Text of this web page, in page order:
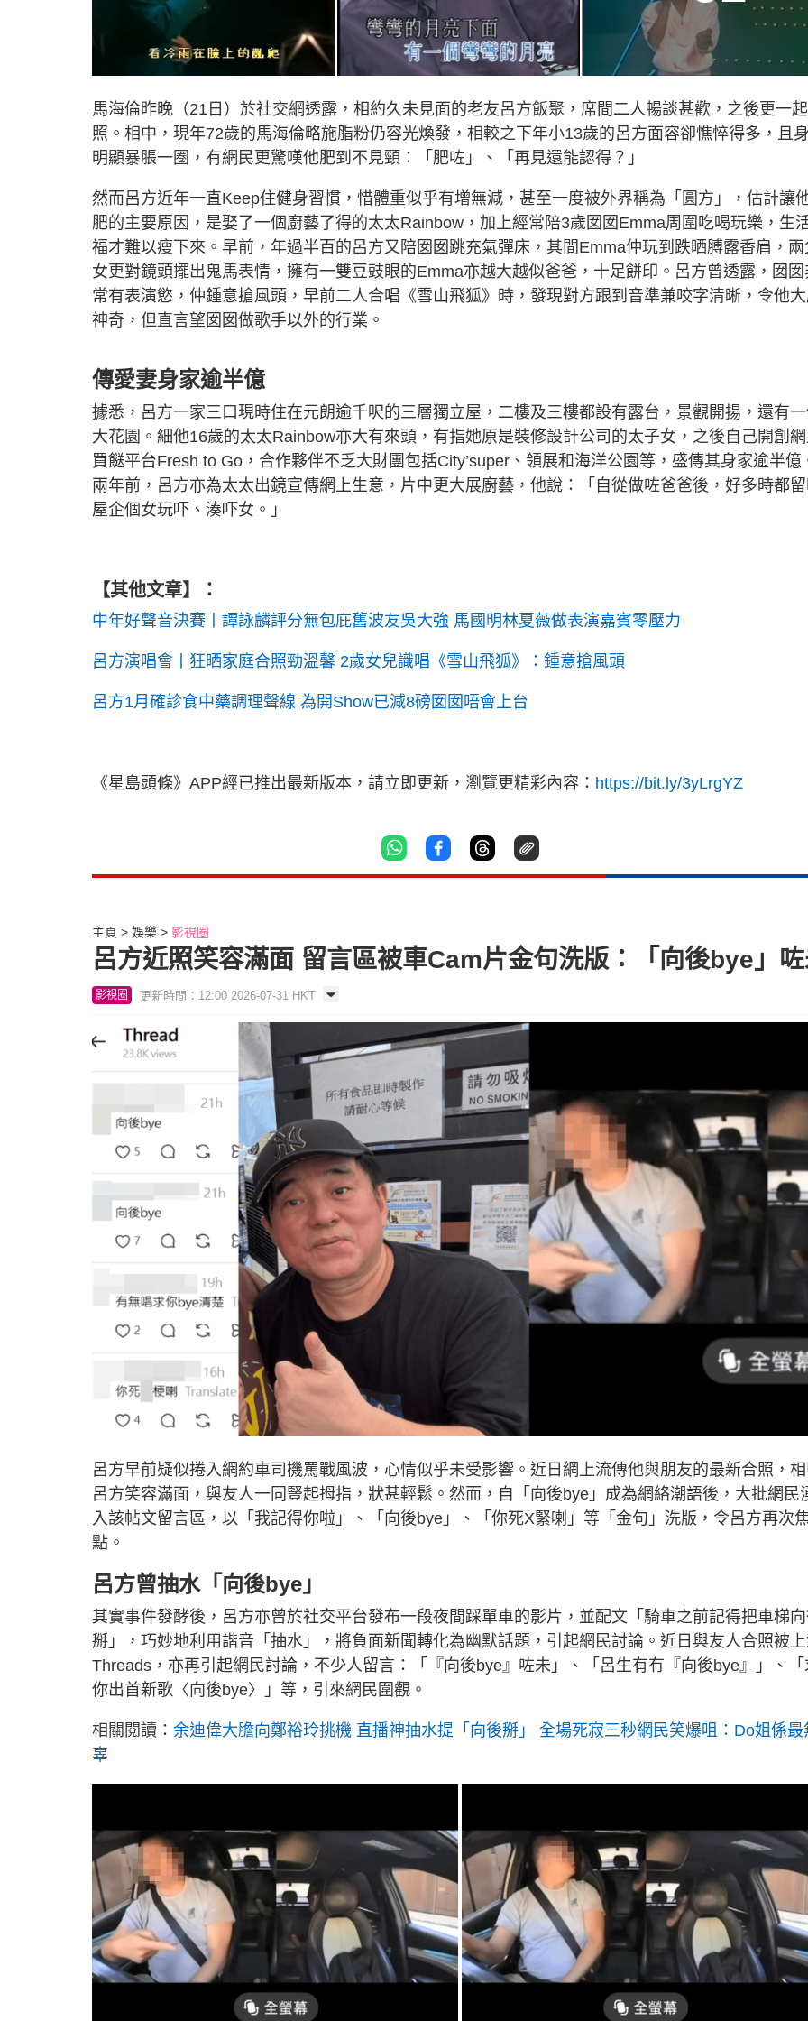
馬海倫昨晚（21日）於社交網透露，相約久未見面的老友呂方飯聚，席間二人暢談甚歡，之後更一
照。相中，現年72歲的馬海倫略施脂粉仍容光煥發，相較之下年小13歲的呂方面容卻憔悴得多，且
明顯暴脹一圈，有網民更驚嘆他肥到不見頸：「肥咗」、「再見還能認得？」
然而呂方近年一直Keep住健身習慣，惜體重似乎有增無減，甚至一度被外界稱為「圓方」，估計讓
肥的主要原因，是娶了一個廚藝了得的太太Rainbow，加上經常陪3歲囡囡Emma周圍吃喝玩樂，生
福才難以瘦下來。早前，年過半百的呂方又陪囡囡跳充氣彈床，其間Emma仲玩到跌晒膊露香肩，兩
女更對鏡頭擺出鬼馬表情，擁有一雙豆豉眼的Emma亦越大越似爸爸，十足餅印。呂方曾透露，囡囡
常有表演慾，仲鍾意搶風頭，早前二人合唱《雪山飛狐》時，發現對方跟到音準兼咬字清晰，令他
神奇，但直言望囡囡做歌手以外的行業。
傳愛妻身家逾半億
據悉，呂方一家三口現時住在元朗逾千呎的三層獨立屋，二樓及三樓都設有露台，景觀開揚，還有一
大花園。細他16歲的太太Rainbow亦大有來頭，有指她原是裝修設計公司的太子女，之後自己開創網
買餸平台Fresh to Go，合作夥伴不乏大財團包括City’super、領展和海洋公園等，盛傳其身家逾半億
兩年前，呂方亦為太太出鏡宣傳網上生意，片中更大展廚藝，他說：「自從做咗爸爸後，好多時都
屋企個女玩吓、湊吓女。」
【其他文章】：
中年好聲音決賽丨譚詠麟評分無包庇舊波友吳大強 馬國明林夏薇做表演嘉賓零壓力
呂方演唱會丨狂晒家庭合照勁溫馨 2歲女兒識唱《雪山飛狐》：鍾意搶風頭
呂方1月確診食中藥調理聲線 為開Show已減8磅囡囡唔會上台
《星島頭條》APP經已推出最新版本，請立即更新，瀏覽更精彩內容： https://bit.ly/3yLrgYZ
主頁 娛樂 影視圈
呂方近照笑容滿面 留言區被車Cam片金句洗版：「向後bye」
影視圈 更新時間：12:00 2026-07-31 HKT
呂方早前疑似捲入網約車司機罵戰風波，心情似乎未受影響。近日網上流傳他與朋友的最新合照，
呂方笑容滿面，與友人一同豎起拇指，狀甚輕鬆。然而，自「向後bye」成為網絡潮語後，大批網民
入該帖文留言區，以「我記得你啦」、「向後bye」、「你死X緊喇」等「金句」洗版，令呂方再次
點。
呂方曾抽水「向後bye」
其實事件發酵後，呂方亦曾於社交平台發布一段夜間踩單車的影片，並配文「騎車之前記得把車梯
掰」，巧妙地利用諧音「抽水」，將負面新聞轉化為幽默話題，引起網民討論。近日與友人合照被
Threads，亦再引起網民討論，不少人留言：「『向後bye』咗未」、「呂生有冇『向後bye』」、「
你出首新歌〈向後bye〉」等，引來網民圍觀。
相關閱讀： 余迪偉大膽向鄭裕玲挑機 直播神抽水提「向後掰」 全場死寂三秒網民笑爆咀：Do姐係最
辜